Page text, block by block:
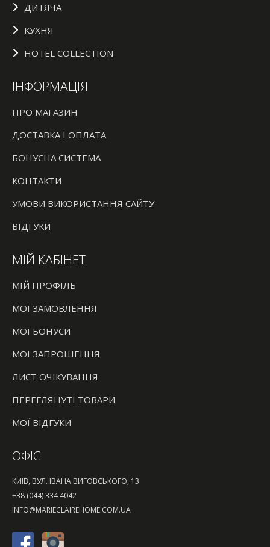
ДИТЯЧА
КУХНЯ
HOTEL COLLECTION
ІНФОРМАЦІЯ
ПРО МАГАЗИН
ДОСТАВКА І ОПЛАТА
БОНУСНА СИСТЕМА
КОНТАКТИ
УМОВИ ВИКОРИСТАННЯ САЙТУ
ВІДГУКИ
МІЙ КАБІНЕТ
МІЙ ПРОФІЛЬ
МОЇ ЗАМОВЛЕННЯ
МОЇ БОНУСИ
МОЇ ЗАПРОШЕННЯ
ЛИСТ ОЧІКУВАННЯ
ПЕРЕГЛЯНУТІ ТОВАРИ
МОЇ ВІДГУКИ
ОФІС
КИЇВ, ВУЛ. ІВАНА ВИГОВСЬКОГО, 13
+38 (044) 334 4042
INFO@MARIECLAIREHOME.COM.UA